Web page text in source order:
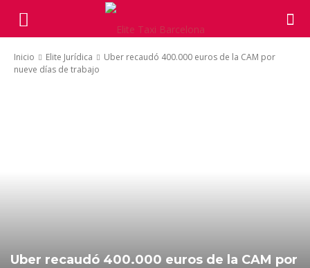
Inicio Elite Jurídica
Uber recaudó 400.000 euros de la CAM por
nueve días de trabajo
Uber recaudó 400.000 euros de la CAM por